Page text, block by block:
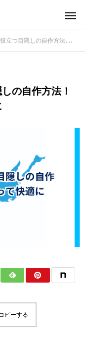
自作方法！プライバシーを守って快適に
の自作方法！
ピーする